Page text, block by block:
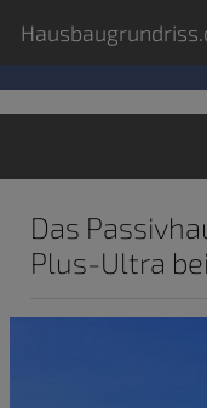
Das
Plus-Ultra